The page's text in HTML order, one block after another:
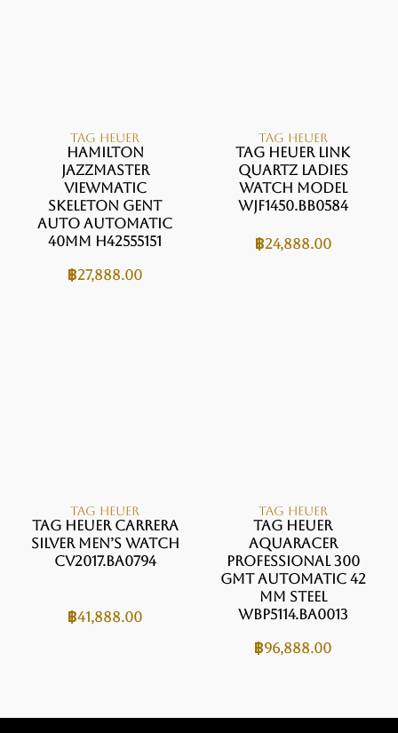
TAG HEUER
Hamilton
JAZZMASTER
VIEWMATIC
SKELETON GENT
AUTO Automatic
40mm H42555151
฿27,888.00
TAG HEUER
Tag Heuer Link
Quartz Ladies
Watch Model
WJF1450.BB0584
฿24,888.00
TAG HEUER
TAG Heuer Carrera
Silver Men’s Watch
CV2017.BA0794
฿41,888.00
TAG HEUER
TAG HEUER
AQUARACER
PROFESSIONAL 300
GMT Automatic 42
mm Steel
WBP5114.BA0013
฿96,888.00